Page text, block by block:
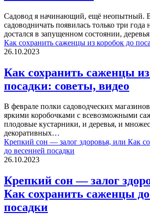
Садовод я начинающий, ещё неопытный.
садоводничать появилась только три года
достался в запущенном состоянии,
Как сохранить саженцы из коробок до
26.10.2023
Как сохранить саженцы
посадки: советы, видео
В феврале полки садоводческих
яркими коробочками с всевозможными
плодовые кустарники, и деревья, и
декоративных…
Крепкий сон — залог здоровья, или Как
до весенней посадки
26.10.2023
Крепкий сон — залог
Как сохранить саженцы
посадки